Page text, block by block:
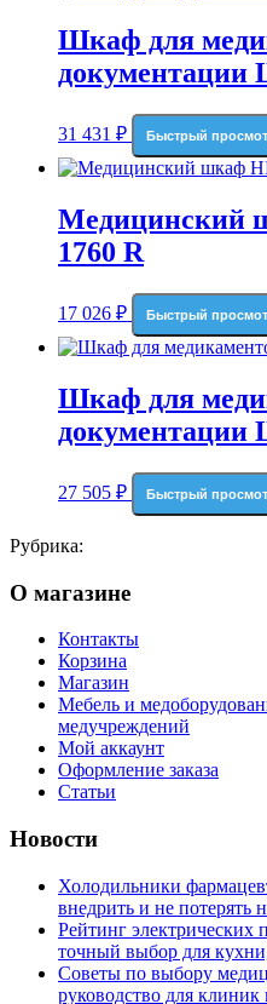
Шкаф для
31 431 ₽ Быстрый
Медицинский
1760 R
17 026 ₽ Быстрый
Шкаф для
27 505 ₽ Быстрый
Рубрика:
О магазине
Контакты
Корзина
Магазин
Мебель и
медучреждений
Мой аккаунт
Оформление заказа
Статьи
Новости
Холодильники
внедрить и не потерять
Рейтинг электрических
точный выбор для
Советы по выбору
руководство для